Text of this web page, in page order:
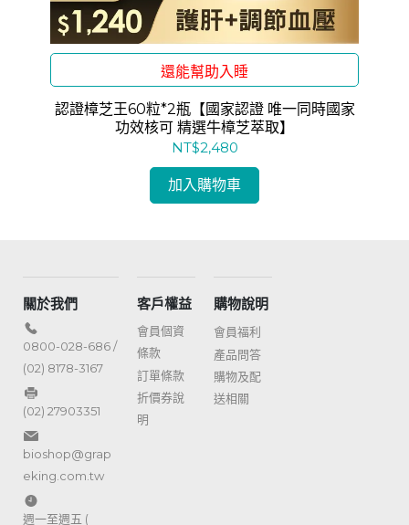
還能幫助入睡
認證樟芝王60粒*2瓶【國家認證 唯一同時國家
功效核可 精選牛樟芝萃取】
NT$2,480
加入購物車
關於我們
0800-028-686 /
(02) 8178-3167
(02) 27903351
bioshop@grap
eking.com.tw
週一至週五 (
客戶權益
會員個資
條款
訂單條款
折價券說
明
購物說明
會員福利
產品問答
購物及配
送相關